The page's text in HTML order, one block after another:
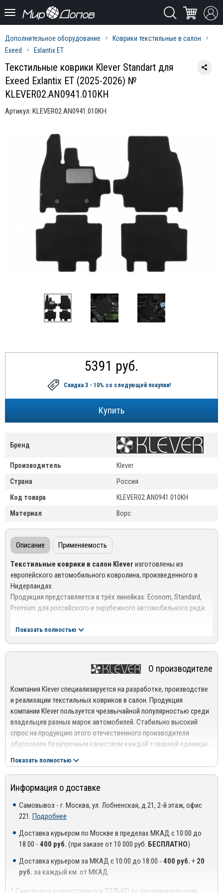
Дополнительное оборудование
Коврики текстильные в салон
Exeed
Exlantix ET
Текстильные коврики Klever Standart для
Exeed Exlantix ET (2025-2026) №
KLEVER02.AN0941.010KH
Артикул: KLEVER02.AN0941.010KH
5391 руб.
Скидка 3 - 10% со следующей покупки!
Бренд
Производитель
Klever
Страна
Россия
Код товара
KLEVER02.AN0941.010KH
Материал
Ворс
Описание Применяемость
Текстильные коврики в салон Klever изготовлены из
европейского автомобильного ковролина, произведенного в
Нидерландах.
Продукция представляется в трёх линейках: Econom, Standard,
Premium для российского и зарубежного автомобильного ряда.
Ворсовые коврики спроектированы в соответствии с
требованиями безопасности.
Каждый комплект оснащен комплектом крепежа для
надежной фиксации к полу.
Характеристикти ECONOM
STANDART
Материал ворса
Полипропилен
Полипропилен
Основа
Гранулят
Гранулят
Фиксаторы
Показать полностью
О производителе
Компания Klever специализируется на разработке, производстве
и реализации текстильных ковриков в салон. Продукция
компании Klever пользуется чрезвычайной популярностью среди
владельцев разных марок автомобилей. Стабильно высокий
спрос на продукцию этого отечественного производителя
обусловлен безупречным качеством каждой товарной единицы.
В процессе производства используются инновационные
качества. Это гарантирует продолжительный период
эксплуатации и отменные физико-механические свойства.
Изделия не боятся воздействия влаги и реагентов, а также
сохраняют первоначальный внешний вид при низких
Преимущества использования:
Качество – аксессуары создаются из европейского
ковролина, который характеризуется повышенной
Показать полностью
Информация о доставке
Самовывоз - г. Москва, ул. Лобненская, д.21, 2-й этаж, офис
221. Подробнее
Доставка курьером по Москве в пределах МКАД с 10:00 до
18:00 - 400 руб. (при заказе от 10 000 руб. БЕСПЛАТНО)
Доставка курьером за МКАД с 10:00 до 18:00 - 400 руб. + 20
руб. за каждый км. от МКАД
* Самовывоз осуществляется ТОЛЬКО по предварительному